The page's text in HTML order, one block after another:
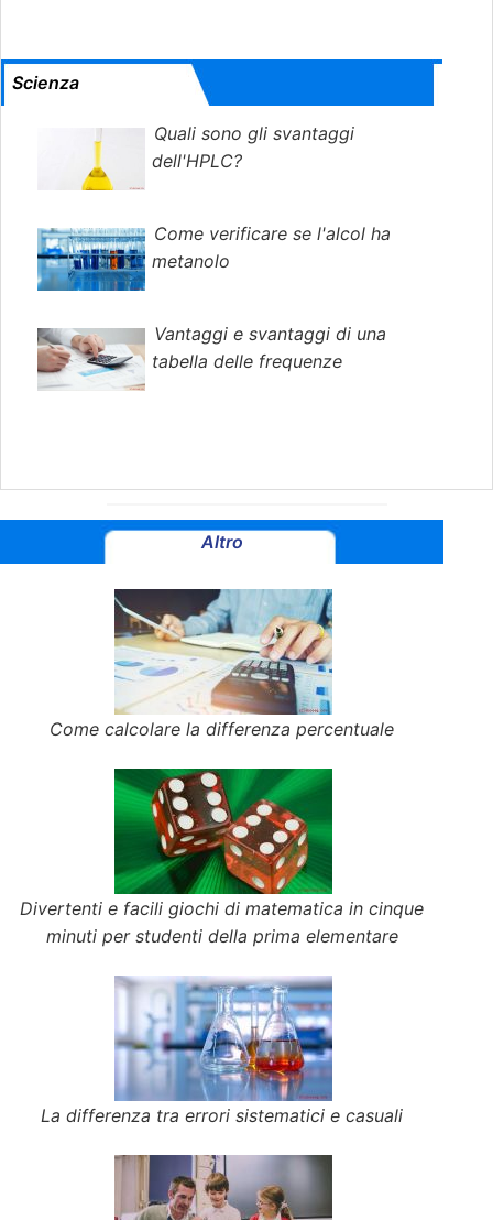
Scienza
Quali sono gli svantaggi
dell'HPLC?
Come verificare se l'alcol ha
metanolo
Vantaggi e svantaggi di una
tabella delle frequenze
Altro
Come calcolare la differenza percentuale
Divertenti e facili giochi di matematica in cinque
minuti per studenti della prima elementare
La differenza tra errori sistematici e casuali